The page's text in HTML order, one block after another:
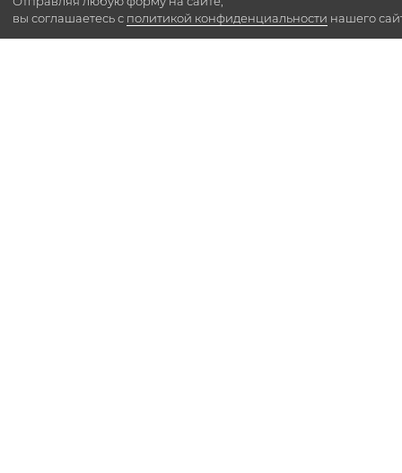
вы соглашаетесь с политикой конфиденциальности нашего